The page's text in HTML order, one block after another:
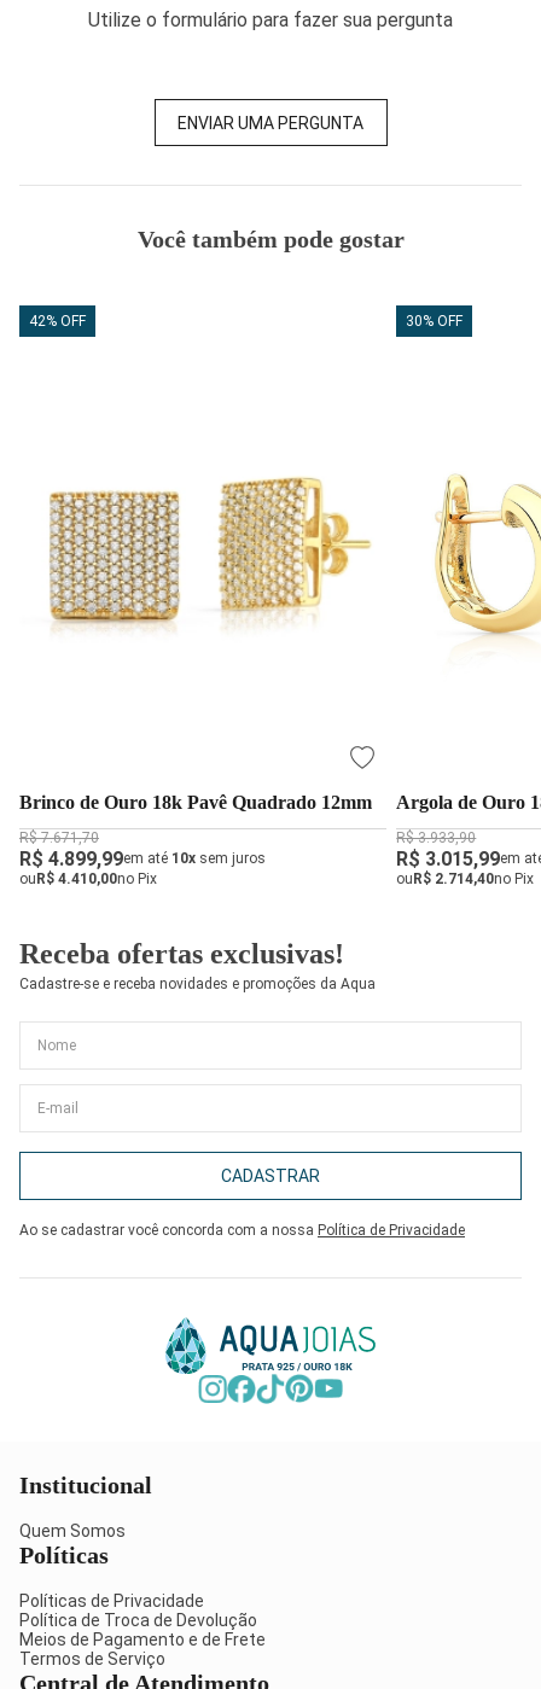
Utilize o formulário para fazer sua pergunta
ENVIAR UMA PERGUNTA
Você também pode gostar
42% OFF
Brinco de Ouro 18k Pavê Quadrado 12mm
R$ 7.671,70
R$ 4.899,99em até 10x sem juros
ouR$ 4.410,00no Pix
30% OFF
Argola de Ouro
R$ 3.933,90
R$ 3.015,99em
ouR$ 2.714,40no Pix
Receba ofertas exclusivas!
Cadastre-se e receba novidades e promoções da Aqua
CADASTRAR
Ao se cadastrar você concorda com a nossa Política de Privacidade
Institucional
Quem Somos
Políticas
Políticas de Privacidade
Política de Troca de Devolução
Meios de Pagamento e de Frete
Termos de Serviço
Central de Atendimento